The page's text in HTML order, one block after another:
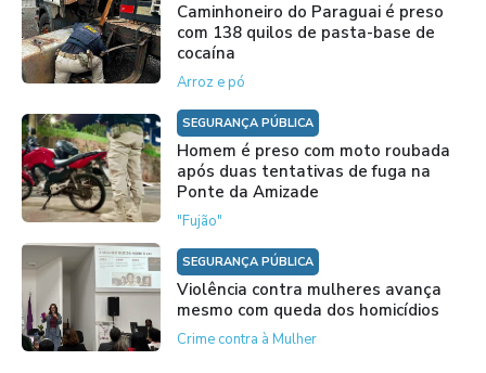
Caminhoneiro do Paraguai é preso
com 138 quilos de pasta-base de
cocaína
Arroz e pó
SEGURANÇA PÚBLICA
Homem é preso com moto roubada
após duas tentativas de fuga na
Ponte da Amizade
"Fujão"
SEGURANÇA PÚBLICA
Violência contra mulheres avança
mesmo com queda dos homicídios
Crime contra à Mulher